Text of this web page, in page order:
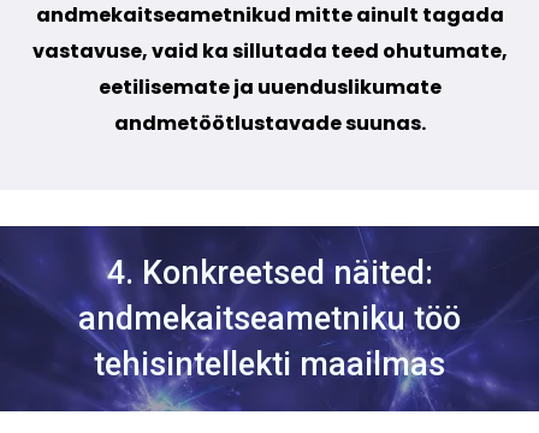
andmekaitseametnikud mitte ainult tagada
vastavuse, vaid ka sillutada teed ohutumate,
eetilisemate ja uuenduslikumate
andmetöötlustavade suunas.
4. Konkreetsed näited:
andmekaitseametniku töö
tehisintellekti maailmas